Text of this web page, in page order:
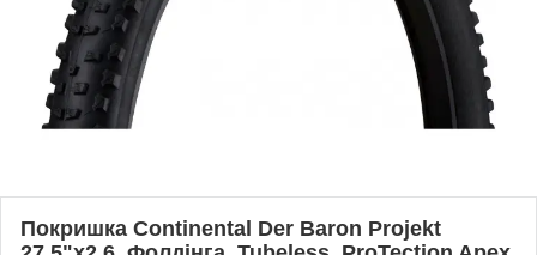
Покришка Continental Der Baron Projekt